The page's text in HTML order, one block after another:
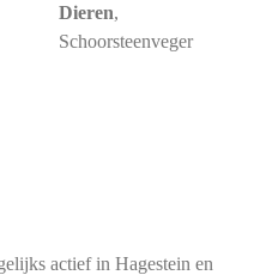
Dieren,
Schoorsteenveger
actief in Hagestein en